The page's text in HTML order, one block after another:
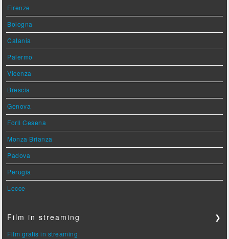
Firenze
Bologna
Catania
Palermo
Vicenza
Brescia
Genova
Forlì Cesena
Monza Brianza
Padova
Perugia
Lecce
Film in streaming ❯
Film gratis in streaming